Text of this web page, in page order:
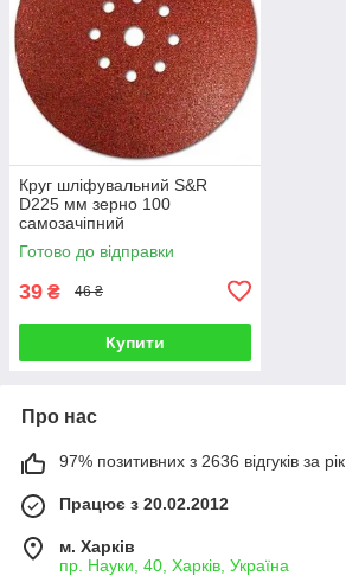
Круг шліфувальний S&R
D225 мм зерно 100
самозачіпний
Готово до відправки
39 ₴ 46 ₴
Купити
Про нас
97% позитивних з 2636 відгуків за рік
Працює з 20.02.2012
м. Харків
пр. Науки, 40, Харків, Україна